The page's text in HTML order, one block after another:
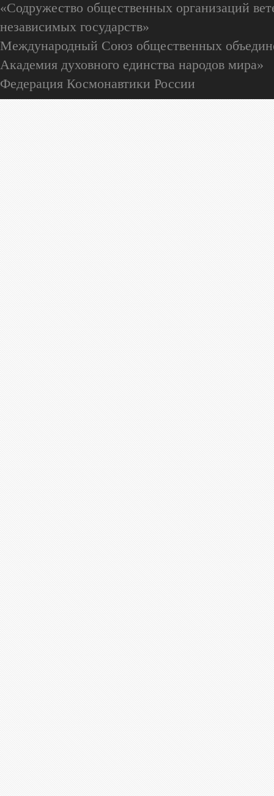
«Содружество общественных организаций
независимых государств»
Международный Союз общественных
Академия духовного единства народов мира»
Федерация Космонавтики России